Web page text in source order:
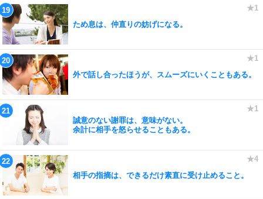
ため息は、仲直りの妨げになる。
外で話し合ったほうが、スムーズにいくこともある。
誠意のない謝罪は、意味がない。
余計に相手を怒らせることもある。
相手の指摘は、できるだけ素直に受け止めること。